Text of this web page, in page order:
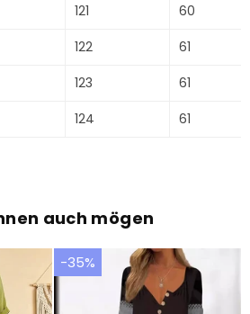
121
60
122
61
123
61
124 61
auch mögen
-35%